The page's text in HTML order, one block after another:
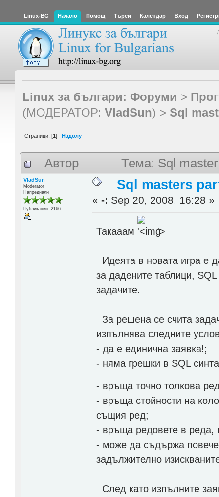
Linux-BG Начало Помощ Търси Календар Вход
Linux за българи: Форуми >
(МОДЕРАТОР: VladSun) > Sql
Страници: [1] Надолу
Автор Тема: Sql
VladSun
Moderator
Напреднали
Публикации: 2166
Sql masters
«-: Sep 20, 2008, 16:28 »
Такааам '>
Идеята в новата игра е
за дадените таблици,
задачите.
За решена се счита
изпълнява следните
- да е единична заявка!;
- няма грешки в SQL
- връща точно толкова
- връща стойности на
същия ред;
- връща редовете в реда,
- може да съдържа повече
задължително
След като изпълните